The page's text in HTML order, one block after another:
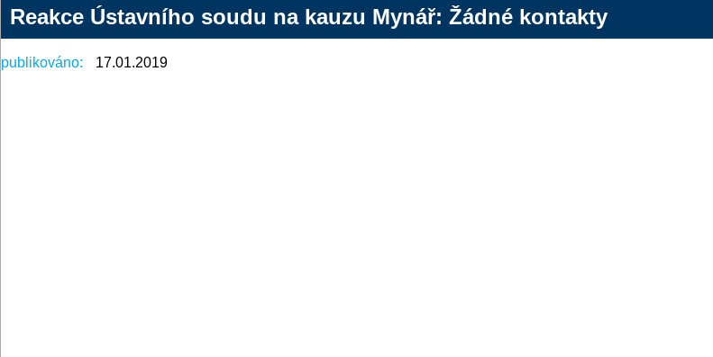
Reakce Ústavního soudu na kauzu Mynář: Žádné kontakty
publikováno: 17.01.2019